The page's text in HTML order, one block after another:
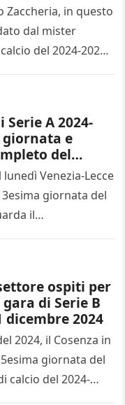
Zaccheria, in questo
dal mister
del 2024-2025
A 2024-
giornata e
del
Venezia-Lecce
giornata del
il…
ospiti per
gara di Serie B
dicembre 2024
2024, il Cosenza in
giornata del
calcio del 2024-